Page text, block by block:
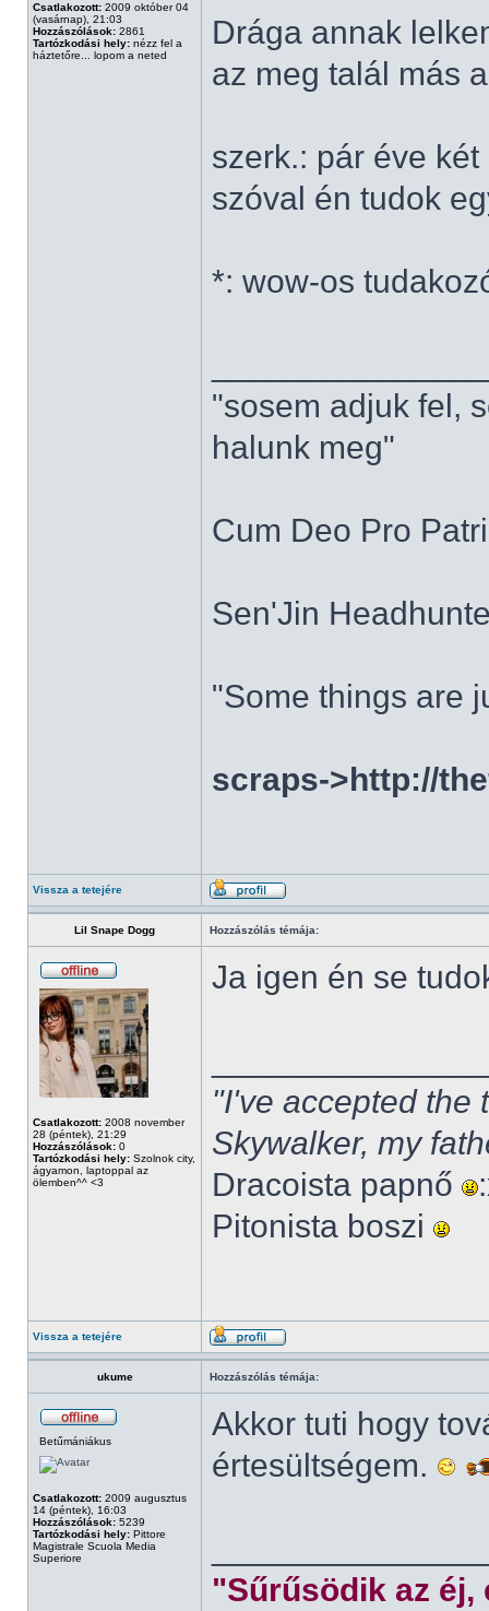
Csatlakozott: 2009 október 04
(vasárnap), 21:03
Hozzászólások: 2861
Tartózkodási hely: nézz fel a
háztetőre... lopom a neted
Drága annak
az meg talál más
szerk.: pár éve
szóval én tudok
*: wow-os
"sosem adjuk fel,
halunk meg"
Cum Deo Pro
Sen'Jin
"Some things are
scraps->http://
Vissza a tetejére
Lil Snape Dogg Hozzászólás témája:
Csatlakozott: 2008 november
28 (péntek), 21:29
Hozzászólások: 0
Tartózkodási hely: Szolnok city,
ágyamon, laptoppal az
ölemben^^ <3
Ja igen én se
"I've accepted the
Skywalker, my
Dracoista papnő
Pitonista boszi
Vissza a tetejére
ukume Hozzászólás témája:
Betűmániákus
Csatlakozott: 2009 augusztus
14 (péntek), 16:03
Hozzászólások: 5239
Tartózkodási hely: Pittore
Magistrale Scuola Media
Superiore
Akkor tuti hogy
értesültségem.
"Sűrűsödik az éj,